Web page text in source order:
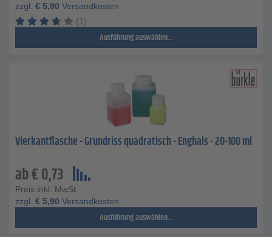
zzgl. € 5,90 Versandkosten
(1)
Ausführung auswählen...
Vierkantflasche - Grundriss quadratisch - Enghals - 20-100 ml
ab€0,73
Preis inkl. MwSt.
zzgl. € 5,90 Versandkosten
Ausführung auswählen...